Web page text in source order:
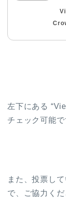
左下にある
チェック可能で
また、投票し
で、ご協力く